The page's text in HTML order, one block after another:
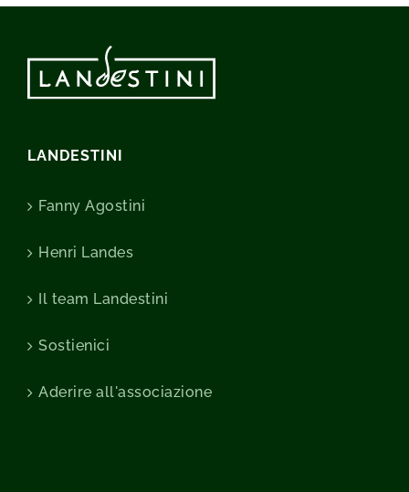
LANDESTINI
Fanny Agostini
Henri Landes
Il team Landestini
Sostienici
Aderire all'associazione